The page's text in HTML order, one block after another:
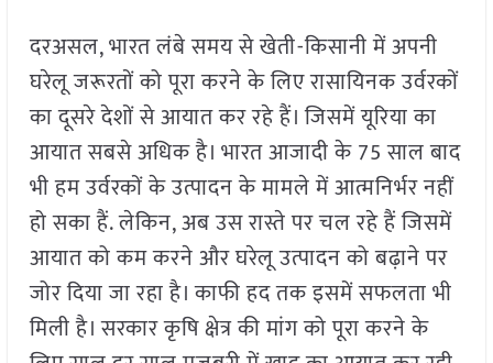
दरअसल, भारत लंबे समय से खेती-किसानी में अपनी
घरेलू जरूरतों को पूरा करने के लिए रासायिन‍क उर्वरकों
का दूसरे देशों से आयात कर रहे हैं। जिसमें यूरिया का
आयात सबसे अधिक है। भारत आजादी के 75 साल बाद
भी हम उर्वरकों के उत्पादन के मामले में आत्मनिर्भर नहीं
हो सका हैं. लेकिन, अब उस रास्ते पर चल रहे हैं जिसमें
आयात को कम करने और घरेलू उत्पादन को बढ़ाने पर
जोर दिया जा रहा है। काफी हद तक इसमें सफलता भी
मिली है। सरकार कृषि क्षेत्र की मांग को पूरा करने के